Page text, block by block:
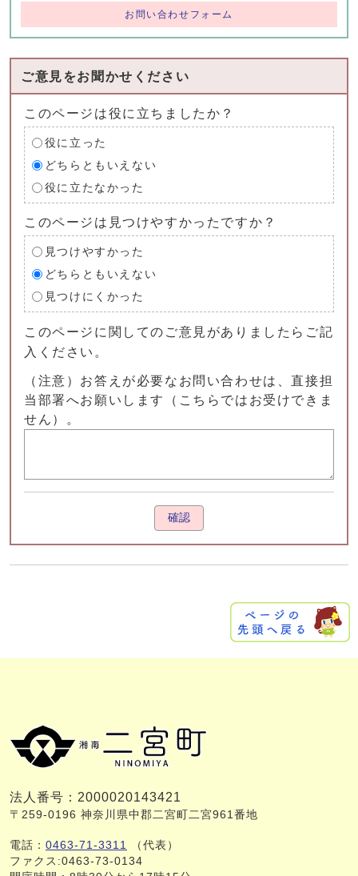
お問い合わせフォーム
ご意見をお聞かせください
このページは役に立ちましたか？
役に立った
どちらともいえない
役に立たなかった
このページは見つけやすかったですか？
見つけやすかった
どちらともいえない
見つけにくかった
このページに関してのご意見がありましたらご記
入ください。
（注意）お答えが必要なお問い合わせは、直接担
当部署へお願いします（こちらではお受けできま
せん）。
確認
法人番号：2000020143421
〒259-0196 神奈川県中郡二宮町二宮961番地
電話： 0463-71-3311
（代表）
ファクス:0463-73-0134